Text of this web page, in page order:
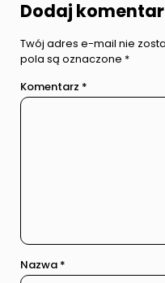
Dodaj
Twój adres e-mail nie
pola są oznaczone *
Komentarz *
Nazwa *